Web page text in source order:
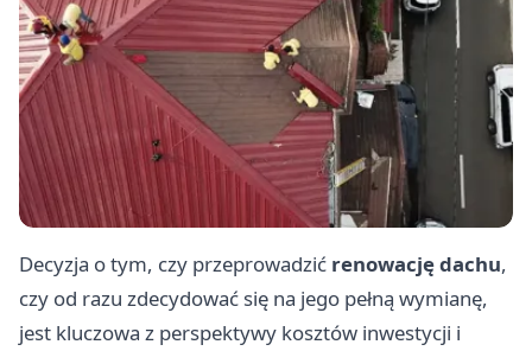
Decyzja o tym, czy przeprowadzić renowację dachu,
czy od razu zdecydować się na jego pełną wymianę,
jest kluczowa z perspektywy kosztów inwestycji i